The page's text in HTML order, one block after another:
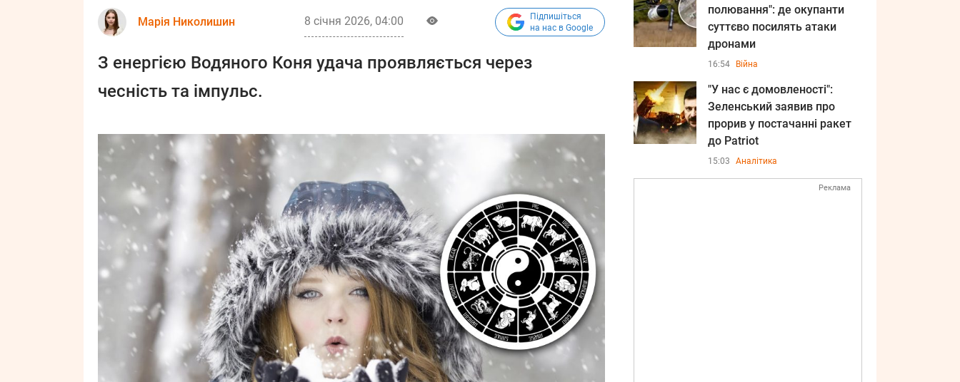
Марія Николишин 8 січня 2026, 04:00
Підпишіться
на нас в Google
З енергією Водяного Коня удача проявляється через
чесність та імпульс.
полювання": де окупанти
суттєво посилять атаки
дронами
16:54 Війна
"У нас є домовленості":
Зеленський заявив про
прорив у постачанні ракет
до Patriot
15:03 Аналітика
Реклама